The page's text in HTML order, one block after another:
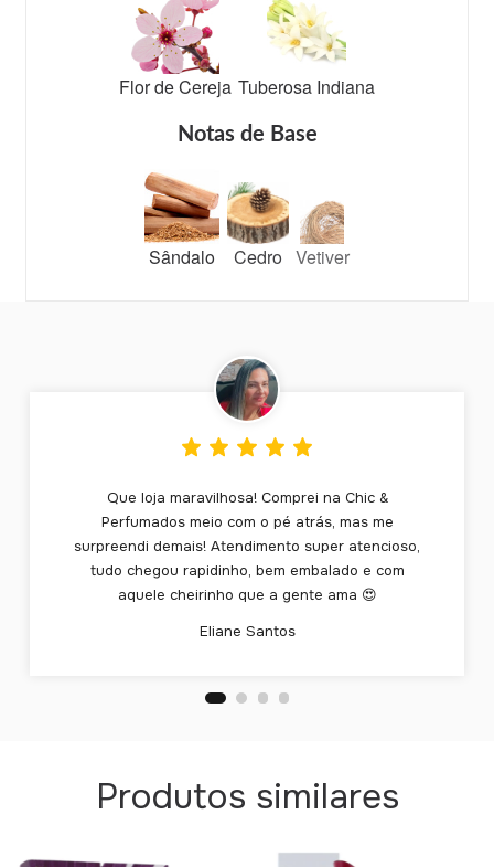
Flor de Cereja Tuberosa Indiana
Notas de Base
Sândalo Cedro Vetiver
Que loja maravilhosa! Comprei na Chic &
Perfumados meio com o pé atrás, mas me
surpreendi demais! Atendimento super atencioso,
tudo chegou rapidinho, bem embalado e com
aquele cheirinho que a gente ama 😍
Eliane Santos
Produtos similares